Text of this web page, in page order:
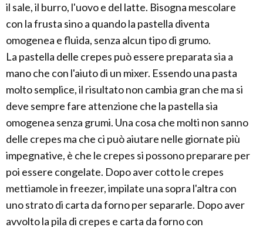
il sale, il burro, l'uovo e del latte. Bisogna mescolare
con la frusta sino a quando la pastella diventa
omogenea e fluida, senza alcun tipo di grumo.
La pastella delle crepes può essere preparata sia a
mano che con l'aiuto di un mixer. Essendo una pasta
molto semplice, il risultato non cambia gran che ma si
deve sempre fare attenzione che la pastella sia
omogenea senza grumi. Una cosa che molti non sanno
delle crepes ma che ci può aiutare nelle giornate più
impegnative, è che le crepes si possono preparare per
poi essere congelate. Dopo aver cotto le crepes
mettiamole in freezer, impilate una sopra l'altra con
uno strato di carta da forno per separarle. Dopo aver
avvolto la pila di crepes e carta da forno con